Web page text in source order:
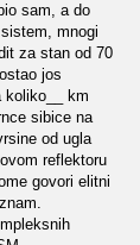
sam, a do
mnogi
za stan od 70
jos
koliko__ km
sibice na
od ugla
reflektoru
govori elitni